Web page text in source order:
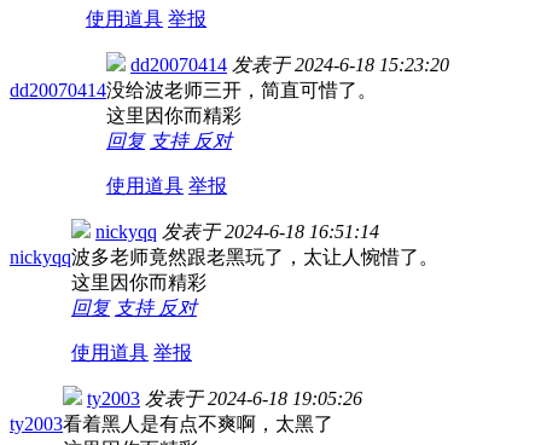
使用道具 举报
dd20070414
dd20070414 发表于2024-6-18 15:23:20
没给波老师三开，简直可惜了。
这里因你而精彩
回复 支持 反对
使用道具 举报
nickyqq
nickyqq 发表于2024-6-18 16:51:14
波多老师竟然跟老黑玩了，太让人惋惜了。
这里因你而精彩
回复 支持 反对
使用道具 举报
ty2003
ty2003 发表于2024-6-18 19:05:26
看着黑人是有点不爽啊，太黑了